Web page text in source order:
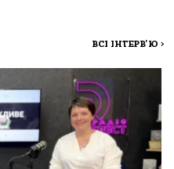
ВСІ ІНТЕРВ'Ю >